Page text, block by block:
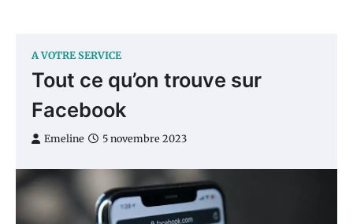
A VOTRE SERVICE
Tout ce qu’on trouve sur
Facebook
Emeline 5 novembre 2023